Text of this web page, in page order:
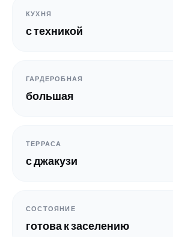
КУХНЯ
с техникой
ГАРДЕРОБНАЯ
большая
ТЕРРАСА
с джакузи
СОСТОЯНИЕ
готова к заселению